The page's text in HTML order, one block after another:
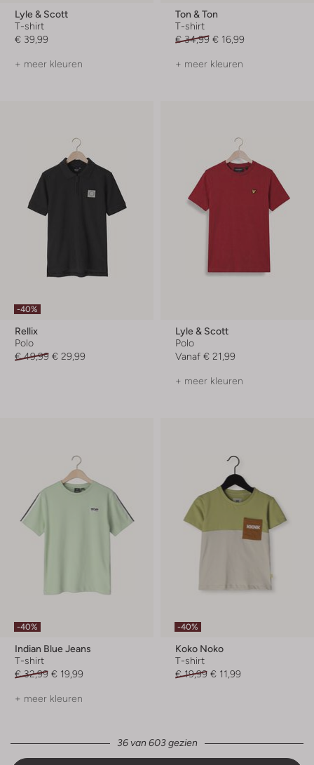
Lyle & Scott
T-shirt
€ 39,99
+ meer kleuren
Ton & Ton
T-shirt
€ 34,99 € 16,99
+ meer kleuren
-40%
Rellix
Polo
€ 49,99 € 29,99
Lyle & Scott
Polo
Vanaf € 21,99
+ meer kleuren
-40%
Indian Blue Jeans
T-shirt
€ 32,99 € 19,99
+ meer kleuren
-40%
Koko Noko
T-shirt
€ 19,99 € 11,99
36 van 603 gezien